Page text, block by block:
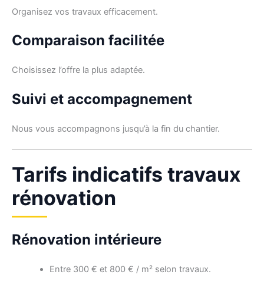
Organisez vos travaux efficacement.
Comparaison facilitée
Choisissez l’offre la plus adaptée.
Suivi et accompagnement
Nous vous accompagnons jusqu’à la fin du chantier.
Tarifs indicatifs travaux
rénovation
Rénovation intérieure
Entre 300 € et 800 € / m² selon travaux.